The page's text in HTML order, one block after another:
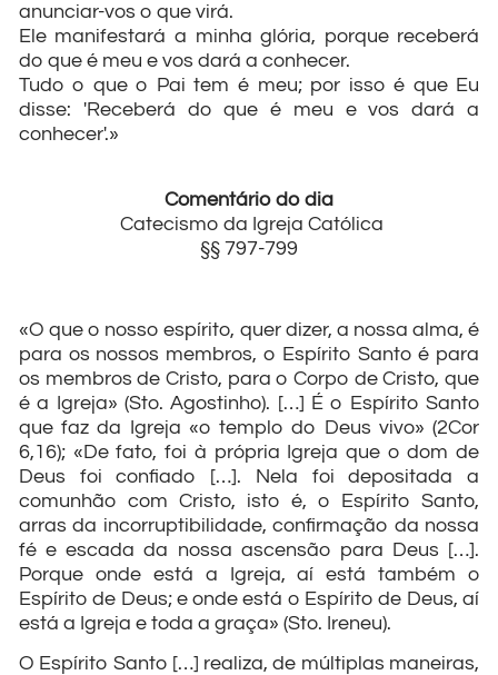
anunciar-vos o que virá.
Ele manifestará a minha glória, porque receberá
do que é meu e vos dará a conhecer.
Tudo o que o Pai tem é meu; por isso é que Eu
disse: 'Receberá do que é meu e vos dará a
conhecer'.»
Comentário do dia
Catecismo da Igreja Católica
§§ 797-799
«O que o nosso espírito, quer dizer, a nossa alma, é
para os nossos membros, o Espírito Santo é para
os membros de Cristo, para o Corpo de Cristo, que
é a Igreja» (Sto. Agostinho). […] É o Espírito Santo
que faz da Igreja «o templo do Deus vivo» (2Cor
6,16); «De fato, foi à própria Igreja que o dom de
Deus foi confiado […]. Nela foi depositada a
comunhão com Cristo, isto é, o Espírito Santo,
arras da incorruptibilidade, confirmação da nossa
fé e escada da nossa ascensão para Deus […].
Porque onde está a Igreja, aí está também o
Espírito de Deus; e onde está o Espírito de Deus, aí
está a Igreja e toda a graça» (Sto. Ireneu).
O Espírito Santo […] realiza, de múltiplas maneiras,